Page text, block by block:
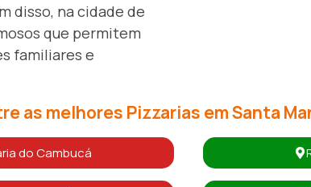
disso, na cidade de
que permitem
familiares e
as melhores Pizzarias em Santa
do Cambucá